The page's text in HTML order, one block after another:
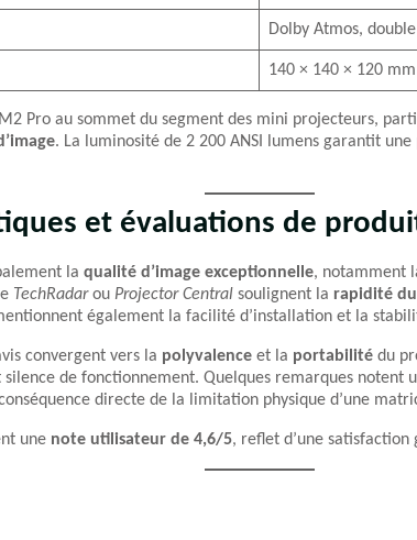
Dolby Atmos,
140 × 140 × 120
Pro au sommet du segment des mini projecteurs,
. La luminosité de 2 200 ANSI lumens garantit
et évaluations de
la qualité d’image exceptionnelle, notamment
TechRadarou Projector Central soulignent la rapidité
également la facilité d’installation et la
convergent vers la polyvalence et la portabilité du
de fonctionnement. Quelques remarques notent
directe de la limitation physique d’une
une note utilisateur de 4,6/5, reflet d’une